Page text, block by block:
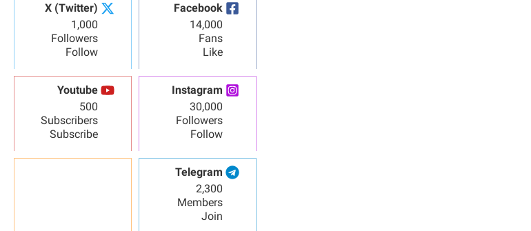
Facebook
14,000
Fans
Like
X (Twitter)
1,000
Followers
Follow
Instagram
30,000
Followers
Follow
Youtube
500
Subscribers
Subscribe
Telegram
2,300
Members
Join